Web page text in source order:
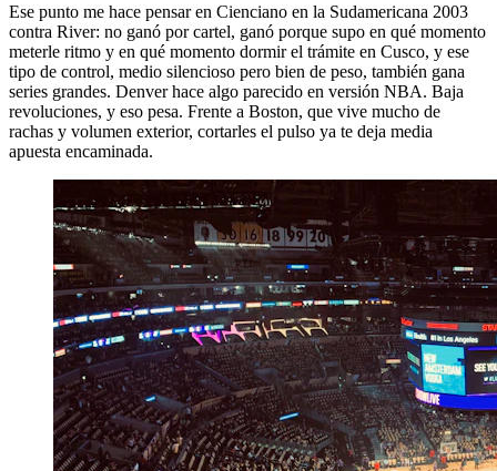
Ese punto me hace pensar en Cienciano en la Sudamericana 2003
contra River: no ganó por cartel, ganó porque supo en qué momento
meterle ritmo y en qué momento dormir el trámite en Cusco, y ese
tipo de control, medio silencioso pero bien de peso, también gana
series grandes. Denver hace algo parecido en versión NBA. Baja
revoluciones, y eso pesa. Frente a Boston, que vive mucho de
rachas y volumen exterior, cortarles el pulso ya te deja media
apuesta encaminada.